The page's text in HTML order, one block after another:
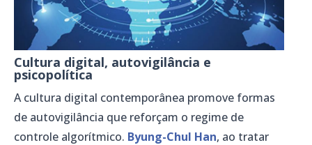
Cultura digital, autovigilância e
psicopolítica
A cultura digital contemporânea promove formas
de autovigilância que reforçam o regime de
controle algorítmico. Byung-Chul Han, ao tratar